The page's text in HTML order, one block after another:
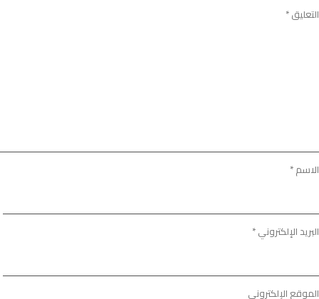
التعليق*
الاسم*
البريد الإلكتروني*
الموقع الإلكتروني